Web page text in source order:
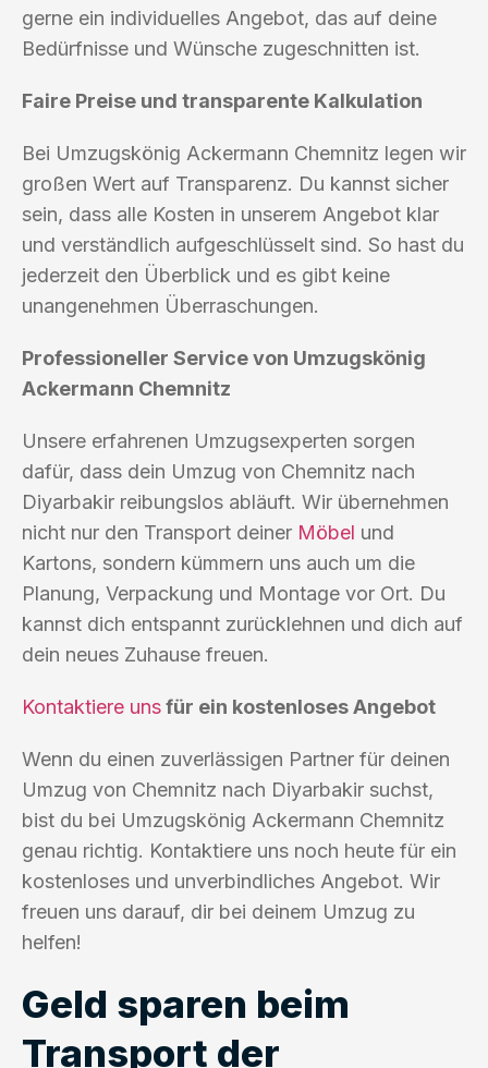
gerne ein individuelles Angebot, das auf deine
Bedürfnisse und Wünsche zugeschnitten ist.
Faire Preise und transparente Kalkulation
Bei Umzugskönig Ackermann Chemnitz legen wir
großen Wert auf Transparenz. Du kannst sicher
sein, dass alle Kosten in unserem Angebot klar
und verständlich aufgeschlüsselt sind. So hast du
jederzeit den Überblick und es gibt keine
unangenehmen Überraschungen.
Professioneller Service von Umzugskönig
Ackermann Chemnitz
Unsere erfahrenen Umzugsexperten sorgen
dafür, dass dein Umzug von Chemnitz nach
Diyarbakir reibungslos abläuft. Wir übernehmen
nicht nur den Transport deiner Möbel und
Kartons, sondern kümmern uns auch um die
Planung, Verpackung und Montage vor Ort. Du
kannst dich entspannt zurücklehnen und dich auf
dein neues Zuhause freuen.
Kontaktiere unsfür ein kostenloses Angebot
Wenn du einen zuverlässigen Partner für deinen
Umzug von Chemnitz nach Diyarbakir suchst,
bist du bei Umzugskönig Ackermann Chemnitz
genau richtig. Kontaktiere uns noch heute für ein
kostenloses und unverbindliches Angebot. Wir
freuen uns darauf, dir bei deinem Umzug zu
helfen!
Geld sparen beim
Transport der